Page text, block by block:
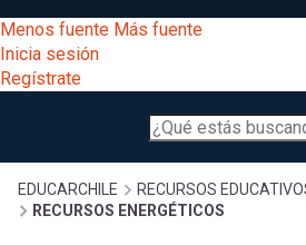
al
contenido
principal
[Educarchile
Escritorio]
Menos fuente Más fuente
Inicia sesión
Regístrate
Buscar
Menú
principal
Desarrollo
Expand
Gestión
Sobrescribir
EDUCARCHILE
RECURSOS
RECURSOS ENERGÉTICOS